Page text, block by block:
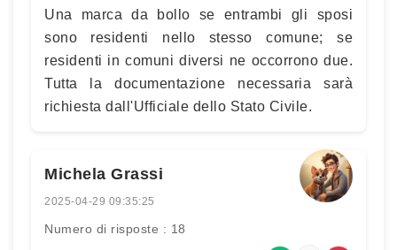
Una marca da bollo se entrambi gli sposi
sono residenti nello stesso comune; se
residenti in comuni diversi ne occorrono due.
Tutta la documentazione necessaria sarà
richiesta dall'Ufficiale dello Stato Civile.
Michela Grassi
2025-04-29 09:35:25
Numero di risposte : 18